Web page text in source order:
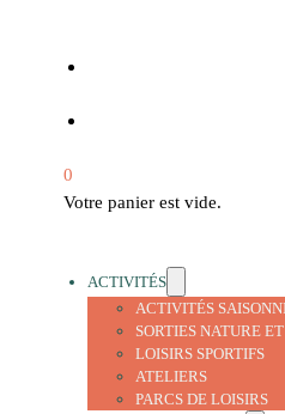
0
Votre panier est vide.
ACTIVITÉS
ACTIVITÉS
SORTIES NATURE
LOISIRS SPORTIFS
ATELIERS
PARCS DE LOISIRS